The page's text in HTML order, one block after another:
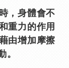
，身體會不
重力的作用
由增加摩擦
。